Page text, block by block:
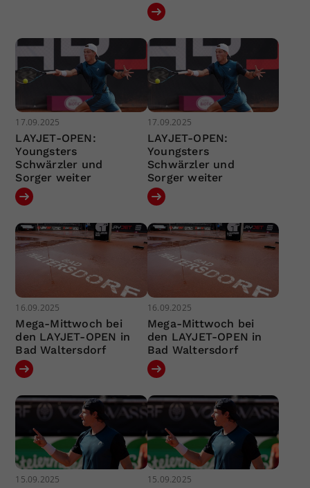
17.09.2025
LAYJET-OPEN:
Youngsters
Schwärzler und
Sorger weiter
17.09.2025
LAYJET-OPEN:
Youngsters
Schwärzler und
Sorger weiter
16.09.2025
Mega-Mittwoch bei
den LAYJET-OPEN in
Bad Waltersdorf
16.09.2025
Mega-Mittwoch bei
den LAYJET-OPEN in
Bad Waltersdorf
15.09.2025 15.09.2025